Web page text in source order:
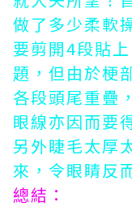
做了多少柔軟
要剪開4段貼
題，但由於梗
各段頭尾重疊
眼線亦因而要
另外睫毛太厚
來，令眼睛反
總結：